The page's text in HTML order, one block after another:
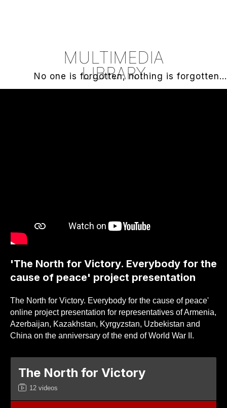
MULTIMEDIA
LIBRARY
No one is forgotten, nothing is forgotten...
The North for Victory
12 videos
'The North for Victory. Everybody for the
cause of peace' project presentation
The North for Victory. Everybody for the cause of peace'
online project presentation for representatives of Armenia,
Azerbaijan, Kazakhstan, Kyrgyzstan, Uzbekistan and
China on the anniversary of the end of World War II.